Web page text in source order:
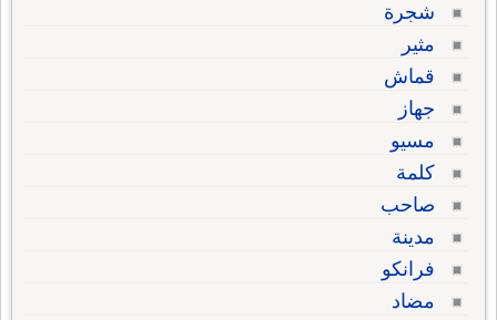
شجرة
مثير
قماش
جهاز
مسيو
كلمة
صاحب
مدينة
فرانكو
مضاد